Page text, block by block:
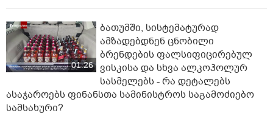
01:26
ბათუმში, სისტემატურად
ამზადებდნენ ცნობილი
ბრენდების ფალსიფიცირებულ
ვისკისა და სხვა ალკოჰოლურ
სასმელებს - რა დეტალებს
ასაჯაროებს ფინანსთა სამინისტროს საგამოძიებო
სამსახური?